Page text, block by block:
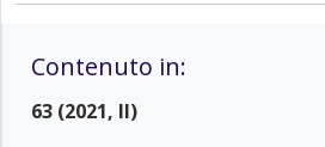
Contenuto in:
63 (2021, II)